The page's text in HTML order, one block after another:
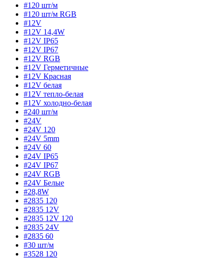
#120 шт/м
#120 шт/м RGB
#12V
#12V 14,4W
#12V IP65
#12V IP67
#12V RGB
#12V Герметичные
#12V Красная
#12V белая
#12V тепло-белая
#12V холодно-белая
#240 шт/м
#24V
#24V 120
#24V 5mm
#24V 60
#24V IP65
#24V IP67
#24V RGB
#24V Белые
#28,8W
#2835 120
#2835 12V
#2835 12V 120
#2835 24V
#2835 60
#30 шт/м
#3528 120